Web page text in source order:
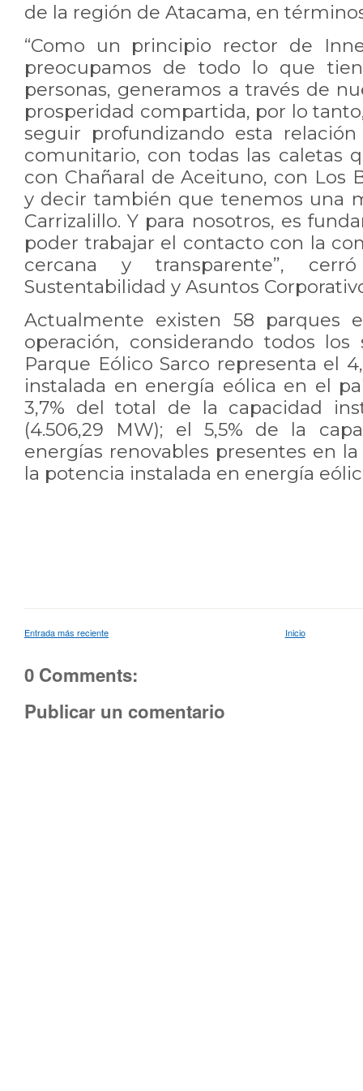
de la región de Atacama, en
“Como un principio rector de
preocupamos de todo lo que
personas, generamos a través de
prosperidad compartida, por lo
seguir profundizando esta
comunitario, con todas las caletas
con Chañaral de Aceituno, con Los
y decir también que tenemos una
Carrizalillo. Y para nosotros, es
poder trabajar el contacto con la
cercana y transparente”,
Sustentabilidad y Asuntos
Actualmente existen 58 parques
operación, considerando todos los
Parque Eólico Sarco representa el
instalada en energía eólica en el
3,7% del total de la capacidad
(4.506,29 MW); el 5,5% de la
energías renovables presentes en la
la potencia instalada en energía
Entrada más reciente Inicio
0 Comments:
Publicar un comentario